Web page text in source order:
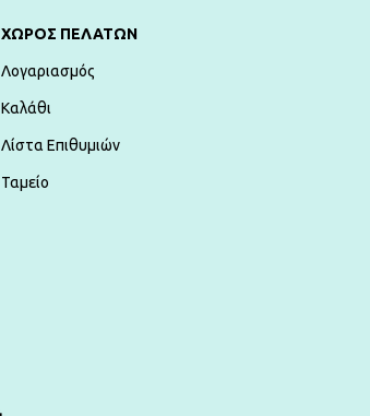
ΧΏΡΟΣ ΠΕΛΑΤΏΝ
Λογαριασμός
Καλάθι
Λίστα Επιθυμιών
Ταμείο